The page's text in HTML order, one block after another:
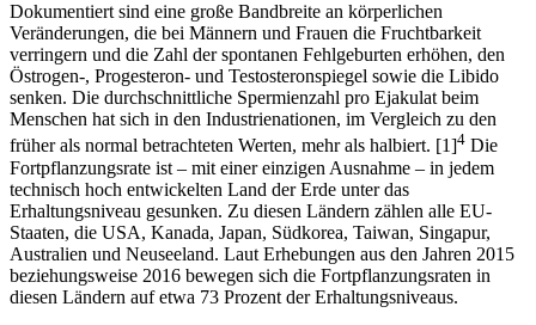
Dokumentiert sind eine große Bandbreite an körperlichen
Veränderungen, die bei Männern und Frauen die Fruchtbarkeit
verringern und die Zahl der spontanen Fehlgeburten erhöhen, den
Östrogen-, Progesteron- und Testosteronspiegel sowie die Libido
senken. Die durchschnittliche Spermienzahl pro Ejakulat beim
Menschen hat sich in den Industrienationen, im Vergleich zu den
früher als normal betrachteten Werten, mehr als halbiert. [1]4 Die
Fortpflanzungsrate ist – mit einer einzigen Ausnahme – in jedem
technisch hoch entwickelten Land der Erde unter das
Erhaltungsniveau gesunken. Zu diesen Ländern zählen alle EU-
Staaten, die USA, Kanada, Japan, Südkorea, Taiwan, Singapur,
Australien und Neuseeland. Laut Erhebungen aus den Jahren 2015
beziehungsweise 2016 bewegen sich die Fortpflanzungsraten in
diesen Ländern auf etwa 73 Prozent der Erhaltungsniveaus.